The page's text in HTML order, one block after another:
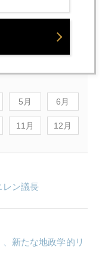
5月 6月
11月 12月
レン議長
新たな地政学的リ